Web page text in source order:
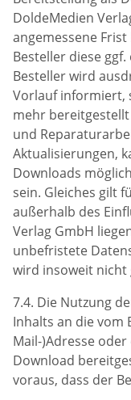
DoldeMedien
angemessene
Besteller diese
Besteller wird
Vorlauf informiert,
mehr
und
Aktualisierungen,
Downloads
sein. Gleiches gilt
außerhalb des
Verlag GmbH
unbefristete
wird insoweit nicht
7.4. Die Nutzung
Inhalts an die vom
Mail-)Adresse
Download
voraus, dass der